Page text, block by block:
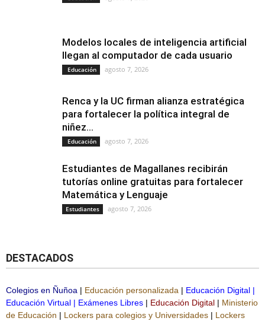
Modelos locales de inteligencia artificial
llegan al computador de cada usuario
Educación agosto 7, 2026
Renca y la UC firman alianza estratégica
para fortalecer la política integral de
niñez...
Educación agosto 7, 2026
Estudiantes de Magallanes recibirán
tutorías online gratuitas para fortalecer
Matemática y Lenguaje
Estudiantes agosto 7, 2026
DESTACADOS
Colegios en Ñuñoa | Educación personalizada | Educación Digital |
Educación Virtual | Exámenes Libres | Educación Digital | Ministerio
de Educación | Lockers para colegios y Universidades | Lockers